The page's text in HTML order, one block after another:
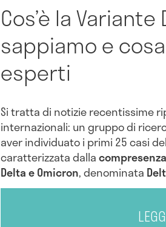
Cos’è la
sappiamo e
esperti
Si tratta di notizie recentissime
internazionali: un gruppo di
aver individuato i primi 25 casi
caratterizzata dalla
Delta e Omicron, denominata